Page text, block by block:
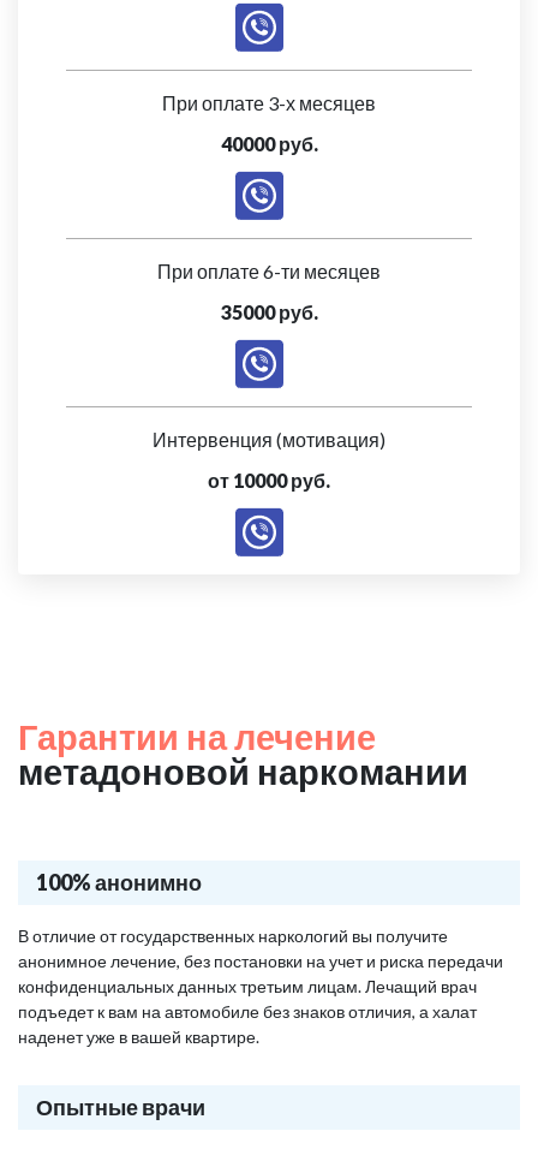
При оплате 3-х месяцев
40000 руб.
При оплате 6-ти месяцев
35000 руб.
Интервенция (мотивация)
от 10000 руб.
Гарантии на лечение
метадоновой наркомании
100% анонимно
В отличие от государственных наркологий вы получите
анонимное лечение, без постановки на учет и риска передачи
конфиденциальных данных третьим лицам. Лечащий врач
подъедет к вам на автомобиле без знаков отличия, а халат
наденет уже в вашей квартире.
Опытные врачи